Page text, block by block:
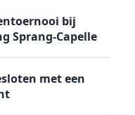
bij
Sprang-Capelle
met een